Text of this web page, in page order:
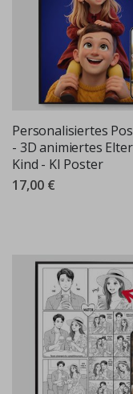
Personalisiertes
- 3D animiertes
Kind - KI Poster
17,00 €